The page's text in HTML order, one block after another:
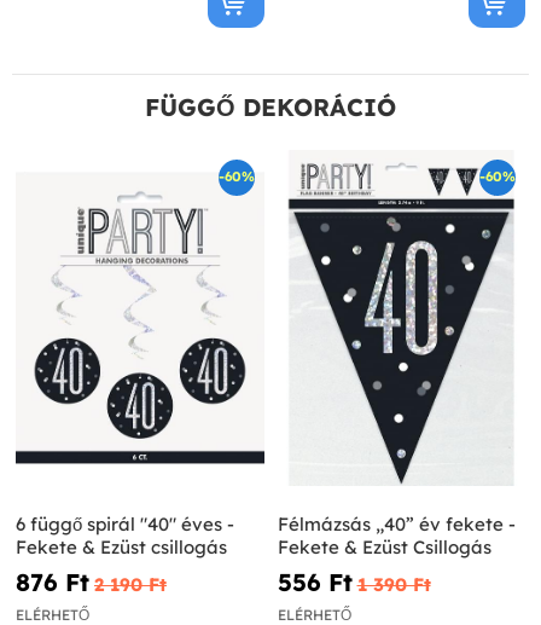
FÜGGŐ DEKORÁCIÓ
-60%
6 függő spirál "40" éves -
Fekete & Ezüst csillogás
876 Ft‎ 2 190 Ft‎
ELÉRHETŐ
-60%
Félmázsás „40” év fekete -
Fekete & Ezüst Csillogás
556 Ft‎ 1 390 Ft‎
ELÉRHETŐ